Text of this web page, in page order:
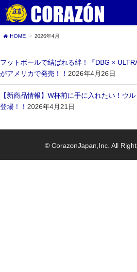
HOME 2026年4月
フットボールで結ばれる絆！『DBG ×
がアメリカで発売！！ 2026年4月26日
【新商品情報】W杯前に手に入れたい！ウ
登場！！ 2026年4月21日
© CorazonJapan,Inc. All